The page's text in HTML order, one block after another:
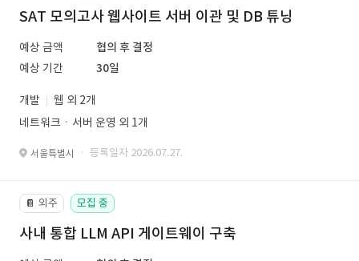
SAT 모의고사 웹사이트 서버 이관 및 DB 튜닝
예상 금액
협의 후 결정
예상 기간
30일
개발
웹 외 2개
네트워크ㆍ서버 운영 외 1개
서울특별시 · 등록일자 2026.07.27.
📔 외주 모집 중
사내 통합 LLM API 게이트웨이 구축